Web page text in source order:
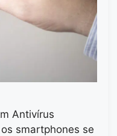
Antivírus
smartphones se